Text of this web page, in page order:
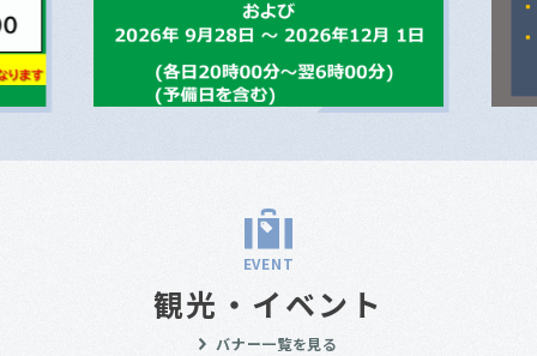
EVENT
観光・イベント
バナー一覧を見る